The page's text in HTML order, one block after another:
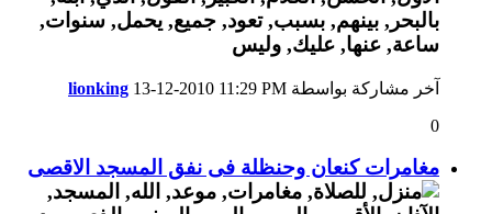
آخر مشاركة بواسطة lionking 13-12-2010 11:29 PM
0
مغامرات كنعان وحنظلة فى نفق المسجد الاقصى